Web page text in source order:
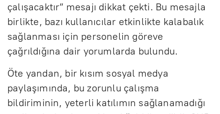
çalışacaktır” mesajı dikkat çekti. Bu mesajla
birlikte, bazı kullanıcılar etkinlikte kalabalık
sağlanması için personelin göreve
çağrıldığına dair yorumlarda bulundu.
Öte yandan, bir kısım sosyal medya
paylaşımında, bu zorunlu çalışma
bildiriminin, yeterli katılımın sağlanamadığı